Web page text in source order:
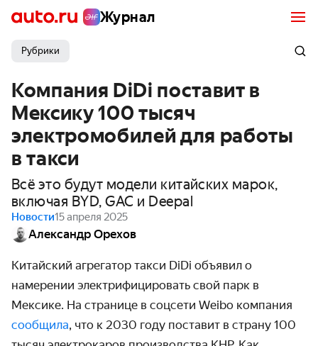
Журнал
Рубрики
Компания DiDi поставит в
Мексику 100 тысяч
электромобилей для работы
в такси
Всё это будут модели китайских марок,
включая BYD, GAC и Deepal
Новости15 апреля 2025
Александр Орехов
Китайский агрегатор такси DiDi объявил о
намерении электрифицировать свой парк в
Мексике. На странице в соцсети Weibo компания
сообщила, что к 2030 году поставит в страну 100